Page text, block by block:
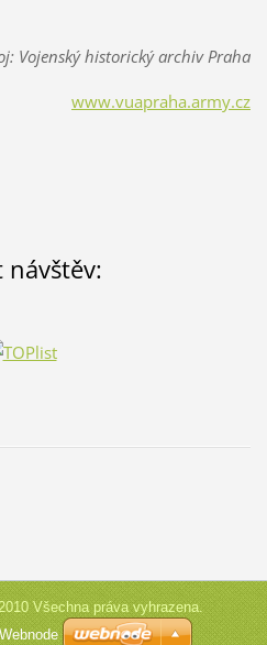
Vojenský historický archiv Praha
www.vuapraha.army.cz
návštěv:
Všechna práva vyhrazena.